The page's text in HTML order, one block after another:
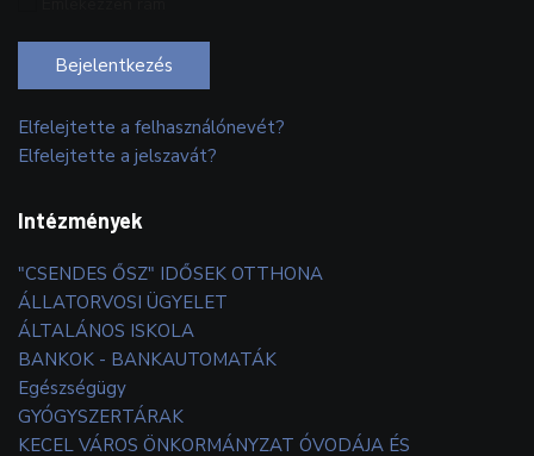
Bejelentkezés
Elfelejtette a felhasználónevét?
Elfelejtette a jelszavát?
Intézmények
"CSENDES ŐSZ" IDŐSEK OTTHONA
ÁLLATORVOSI ÜGYELET
ÁLTALÁNOS ISKOLA
BANKOK - BANKAUTOMATÁK
Egészségügy
GYÓGYSZERTÁRAK
KECEL VÁROS ÖNKORMÁNYZAT ÓVODÁJA ÉS